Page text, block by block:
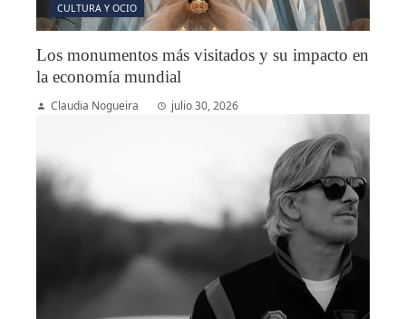
CULTURA Y OCIO
Los monumentos más visitados y su impacto en
la economía mundial
Claudia Nogueira julio 30, 2026